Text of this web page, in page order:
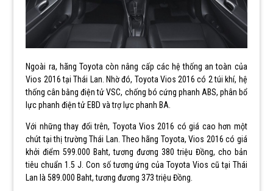
Ngoài ra, hãng Toyota còn nâng cấp các hệ thống an toàn của
Vios 2016 tại Thái Lan. Nhờ đó, Toyota Vios 2016 có 2 túi khí, hệ
thống cân bằng điện tử VSC, chống bó cứng phanh ABS, phân bổ
lực phanh điện tử EBD và trợ lực phanh BA.
Với những thay đổi trên, Toyota Vios 2016 có giá cao hơn một
chút tại thị trường Thái Lan. Theo hãng Toyota, Vios 2016 có giá
khởi điểm 599.000 Baht, tương đương 380 triệu Đồng, cho bản
tiêu chuẩn 1.5 J. Con số tương ứng của Toyota Vios cũ tại Thái
Lan là 589.000 Baht, tương đương 373 triệu Đồng.